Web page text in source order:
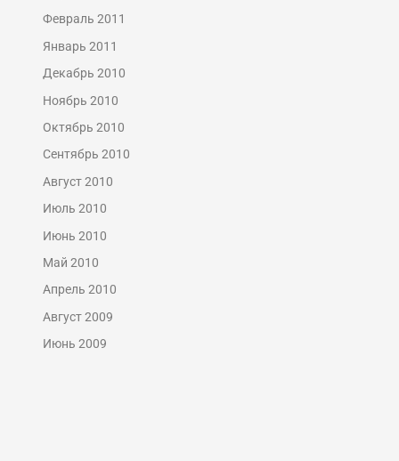
Февраль 2011
Январь 2011
Декабрь 2010
Ноябрь 2010
Октябрь 2010
Сентябрь 2010
Август 2010
Июль 2010
Июнь 2010
Май 2010
Апрель 2010
Август 2009
Июнь 2009